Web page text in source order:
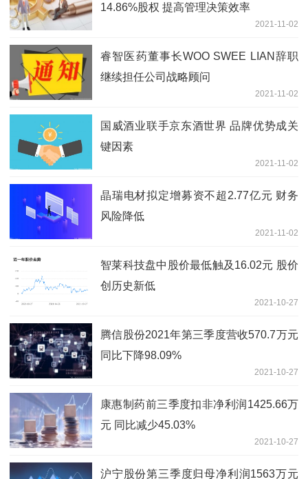
14.86%股权 提高管理决策效率
2021-11-02
睿智医药董事长WOO SWEE LIAN辞职
继续担任公司战略顾问
2021-11-02
国威酒业联手京东酒世界 品牌优势成关
键因素
2021-11-02
晶瑞电材拟定增募资不超2.77亿元 财务
风险降低
2021-11-02
智莱科技盘中股价最低触及16.02元 股价
创历史新低
2021-10-27
腾信股份2021年第三季度营收570.7万元
同比下降98.09%
2021-10-27
康惠制药前三季度扣非净利润1425.66万
元 同比减少45.03%
2021-10-27
沪宁股份第三季度归母净利润1563万元